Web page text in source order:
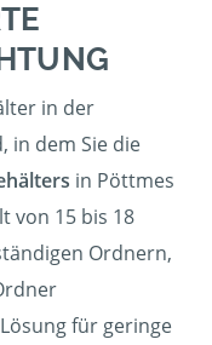
in der
in dem Sie die
in Pöttmes
von 15 bis 18
Ordnern,
für geringe